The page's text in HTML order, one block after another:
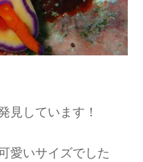
見しています！
愛いサイズでした